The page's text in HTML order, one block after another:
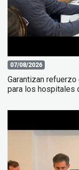
07/08/2026
Garantizan
para los hospitales